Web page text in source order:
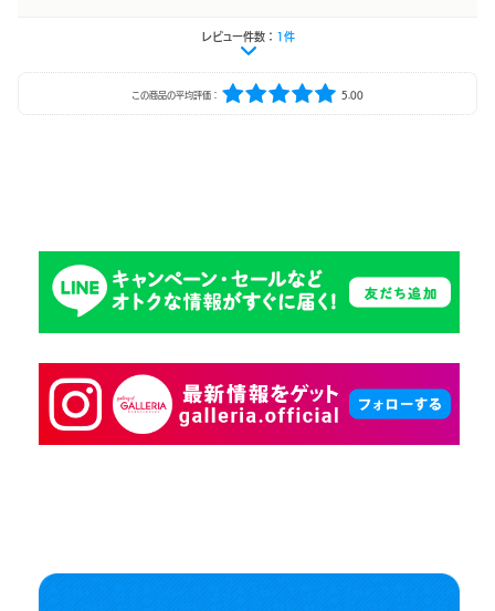
レビュー件数： 1件
この商品の平均評価： 5.00